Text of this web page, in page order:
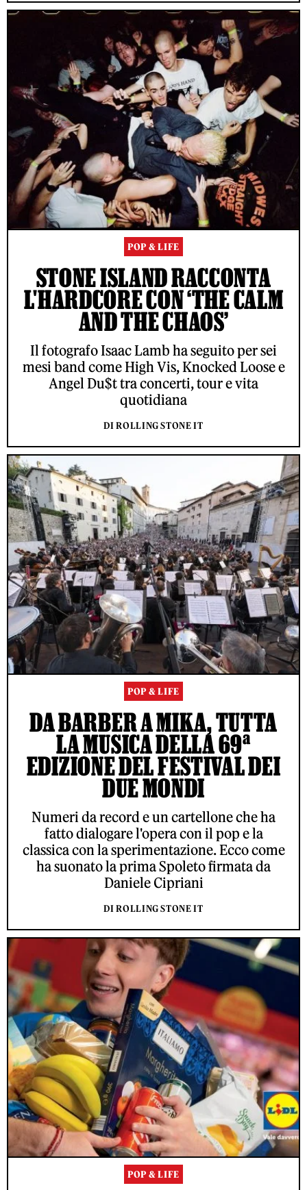
POP & LIFE
STONE ISLAND RACCONTA
L'HARDCORE CON ‘THE CALM
AND THE CHAOS’
Il fotografo Isaac Lamb ha seguito per sei
mesi band come High Vis, Knocked Loose e
Angel Du$t tra concerti, tour e vita
quotidiana
DI ROLLING STONE IT
POP & LIFE
DA BARBER A MIKA, TUTTA
LA MUSICA DELLA 69ª
EDIZIONE DEL FESTIVAL DEI
DUE MONDI
Numeri da record e un cartellone che ha
fatto dialogare l'opera con il pop e la
classica con la sperimentazione. Ecco come
ha suonato la prima Spoleto firmata da
Daniele Cipriani
DI ROLLING STONE IT
POP & LIFE